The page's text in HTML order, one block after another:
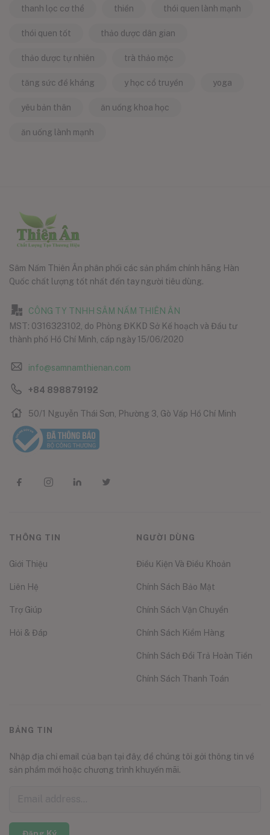
thanh lọc cơ thể thiền thói quen lành mạnh
thói quen tốt thảo dược dân gian
thảo dược tự nhiên trà thảo mộc
tăng sức đề kháng y học cổ truyền yoga
yêu bản thân ăn uống khoa học
ăn uống lành mạnh
Sâm Nấm Thiên Ân phân phối các sản phẩm chính hãng Hàn
Quốc chất lượng tốt nhất đến tay người tiêu dùng.
CÔNG TY TNHH SÂM NẤM THIÊN ÂN
MST: 0316323102, do Phòng ĐKKD Sở Kế hoạch và Đầu tư
thành phố Hồ Chí Minh, cấp ngày 15/06/2020
info@samnamthienan.com
+84 898879192
50/1 Nguyễn Thái Sơn, Phường 3, Gò Vấp Hồ Chí Minh
THÔNG TIN
Giới Thiệu
Liên Hệ
Trợ Giúp
Hỏi & Đáp
NGƯỜI DÙNG
Điều Kiện Và Điều Khoản
Chính Sách Bảo Mật
Chính Sách Vận Chuyển
Chính Sách Kiểm Hàng
Chính Sách Đổi Trả Hoàn Tiền
Chính Sách Thanh Toán
BẢNG TIN
Nhập địa chỉ email của bạn tại đây, để chúng tôi gởi thông tin về
sản phẩm mới hoặc chương trình khuyến mãi.